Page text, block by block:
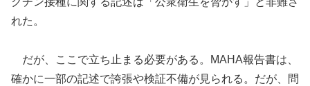
れた。
だが、ここで立ち止まる必要がある。MAHA報告書は、
確かに一部の記述で誇張や検証不備が見られる。だが、問